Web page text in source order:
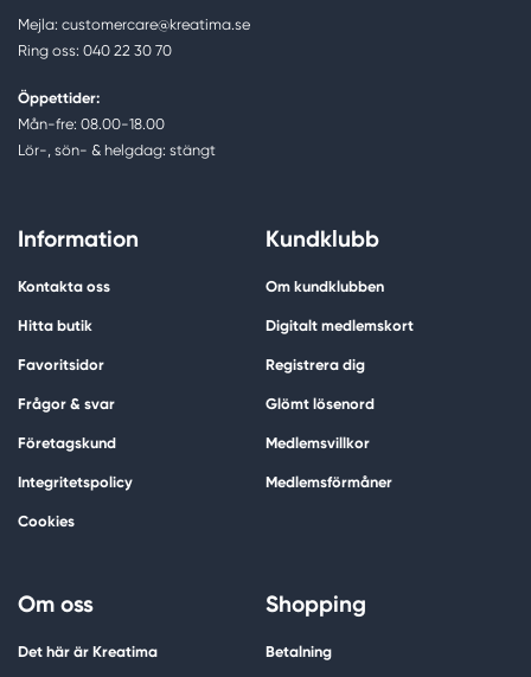
Mejla: customercare@kreatima.se
Ring oss: 040 22 30 70
Öppettider:
Mån-fre: 08.00-18.00
Lör-, sön- & helgdag: stängt
Information
Kontakta oss
Hitta butik
Favoritsidor
Frågor & svar
Företagskund
Integritetspolicy
Cookies
Kundklubb
Om kundklubben
Digitalt medlemskort
Registrera dig
Glömt lösenord
Medlemsvillkor
Medlemsförmåner
Om oss
Det här är Kreatima
Shopping
Betalning